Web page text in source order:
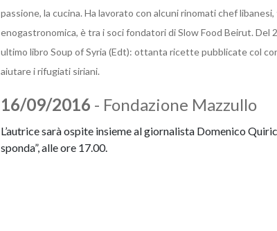
passione, la cucina. Ha lavorato con alcuni rinomati chef
enogastronomica, è tra i soci fondatori di Slow Food Beirut.
ultimo libro Soup of Syria (Edt): ottanta ricette pubblicate col
aiutare i rifugiati siriani.
16/09/2016 - Fondazione Mazzullo
L’autrice sarà ospite insieme al giornalista Domenico
sponda”, alle ore 17.00.